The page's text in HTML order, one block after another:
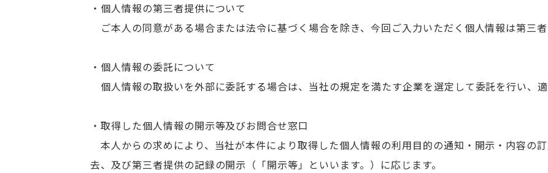
・個人情報の第三者提供について
ご本人の同意がある場合または法令に基づく場合を除き、今回ご入力いただく個人情報は第三者
・個人情報の委託について
個人情報の取扱いを外部に委託する場合は、当社の規定を満たす企業を選定して委託を行い、
・取得した個人情報の開示等及びお問合せ窓口
本人からの求めにより、当社が本件により取得した個人情報の利用目的の通知・開示・内容の
去、及び第三者提供の記録の開示（「開示等」といいます。）に応じます。